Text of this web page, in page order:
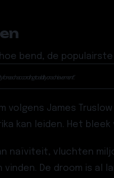
bend, de populairste
for each according to ability or achievement”.
volgens James
kan leiden. Het
naïviteit, vluchten
De droom is al